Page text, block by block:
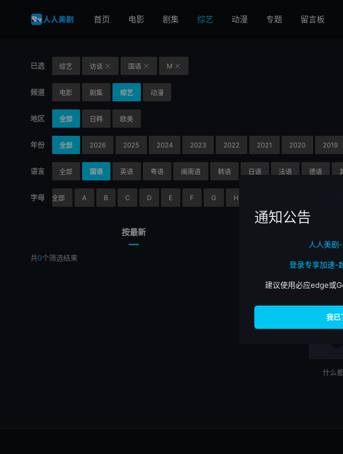
首页 电影 剧集 综艺 动漫 专题 留言板
已选 综艺 访谈  国语  M 
频道 电影 剧集 综艺 动漫
地区 全部 日韩 欧美
年份 全部 2026 2025 2024 2023 2022 2021 2020 2019
语言 全部 国语 英语 粤语 闽南语 韩语 日语 法语 德语
字母 全部 A B C D E F G H
按最新
共0个筛选结果
什么
通知公告
人人美剧
登录专享加速-
建议使用必应edge或